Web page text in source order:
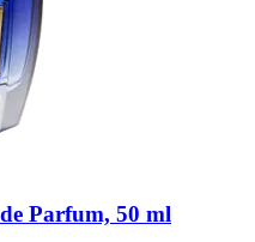
Parfum, 50 ml